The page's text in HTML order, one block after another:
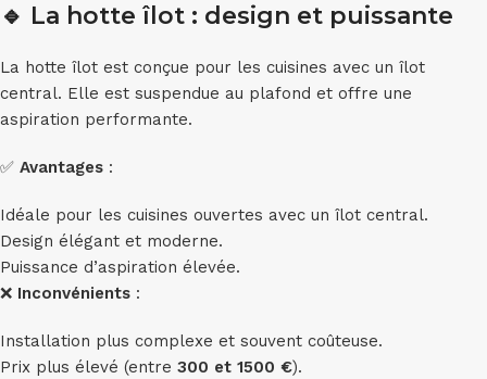
🔹 La hotte îlot : design et puissante
La hotte îlot est conçue pour les cuisines avec un îlot
central. Elle est suspendue au plafond et offre une
aspiration performante.
✅ Avantages :
Idéale pour les cuisines ouvertes avec un îlot central.
Design élégant et moderne.
Puissance d’aspiration élevée.
❌ Inconvénients :
Installation plus complexe et souvent coûteuse.
Prix plus élevé (entre 300 et 1500 €).